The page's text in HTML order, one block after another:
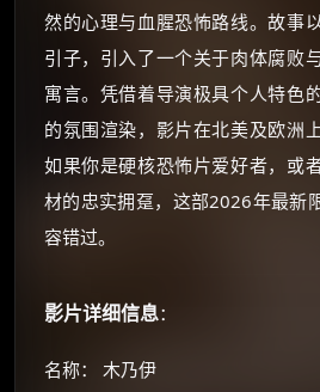
然的心理与血腥恐怖路线。故事
引子，引入了一个关于肉体腐败
寓言。凭借着导演极具个人特色
的氛围渲染，影片在北美及欧洲
如果你是硬核恐怖片爱好者，或
材的忠实拥趸，这部2026年最新
容错过。
影片详细信息：
名称： 木乃伊